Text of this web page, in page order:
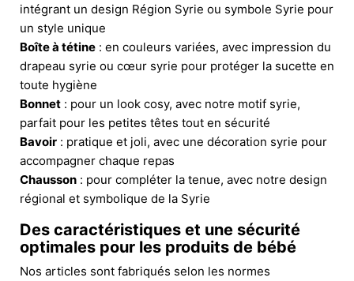
intégrant un design Région Syrie ou symbole Syrie pour
un style unique
Boîte à tétine : en couleurs variées, avec impression du
drapeau syrie ou cœur syrie pour protéger la sucette en
toute hygiène
Bonnet : pour un look cosy, avec notre motif syrie,
parfait pour les petites têtes tout en sécurité
Bavoir : pratique et joli, avec une décoration syrie pour
accompagner chaque repas
Chausson : pour compléter la tenue, avec notre design
régional et symbolique de la Syrie
Des caractéristiques et une sécurité
optimales pour les produits de bébé
Nos articles sont fabriqués selon les normes